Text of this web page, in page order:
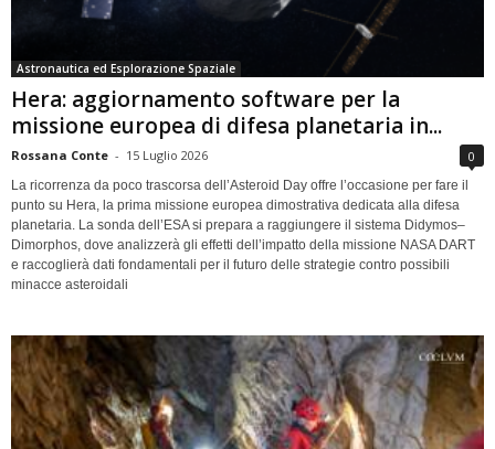
Astronautica ed Esplorazione Spaziale
Hera: aggiornamento software per la
missione europea di difesa planetaria in...
Rossana Conte - 15 Luglio 2026 0
La ricorrenza da poco trascorsa dell’Asteroid Day offre l’occasione per fare il
punto su Hera, la prima missione europea dimostrativa dedicata alla difesa
planetaria. La sonda dell’ESA si prepara a raggiungere il sistema Didymos–
Dimorphos, dove analizzerà gli effetti dell’impatto della missione NASA DART
e raccoglierà dati fondamentali per il futuro delle strategie contro possibili
minacce asteroidali